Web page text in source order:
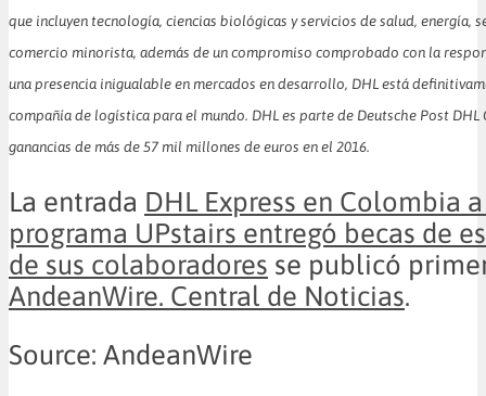
que incluyen tecnología, ciencias biológicas y servicios de salud, energía,
comercio minorista, además de un compromiso comprobado con la
una presencia inigualable en mercados en desarrollo, DHL está
compañía de logística para el mundo. DHL es parte de Deutsche Post
ganancias de más de 57 mil millones de euros en el 2016.
La entrada DHL Express en Colombia
programa UPstairs entregó becas de
de sus colaboradores se publicó
AndeanWire. Central de Noticias.
Source: AndeanWire